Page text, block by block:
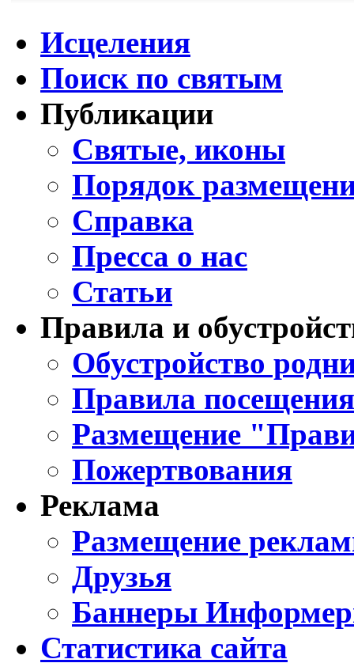
Исцеления
Поиск по святым
Публикации
Святые, иконы
Порядок
Справка
Пресса о нас
Статьи
Правила и
Обустройство
Правила
Размещение
Пожертвования
Реклама
Размещение
Друзья
Баннеры
Статистика сайта